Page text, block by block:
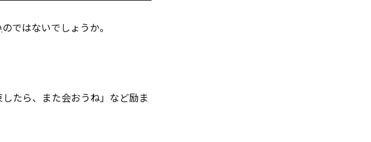
のではないでしょうか。
たら、また会おうね」など励ま